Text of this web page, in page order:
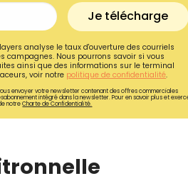
Je télécharge
analyse le taux d'ouverture des courriels
campagnes. Nous pourrons savoir si vous
ainsi que des informations sur le terminal
voir notre politique de confidentialité.
envoyer votre newsletter contenant des offres commerciales
intégré dans la newsletter. Pour en savoir plus et
notreCharte de Confidentialité.